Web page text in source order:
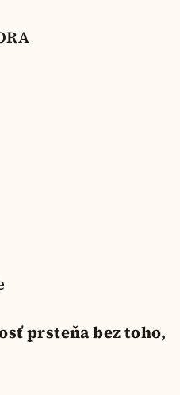
prsteňa bez toho,